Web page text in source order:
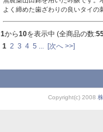
よく締めた歯ざわりの良いタイ
1から10を表示中 (全商品の数:
1 2 3 4 5 [次へ >>]
Copyright(c) 2008